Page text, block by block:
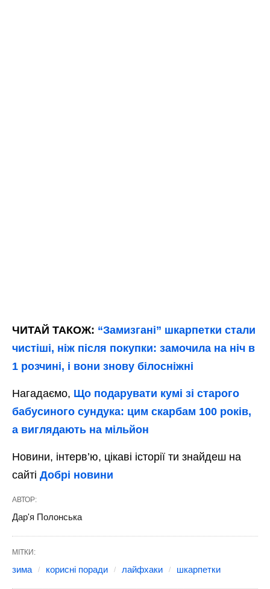
ЧИТАЙ ТАКОЖ: “Замизгані” шкарпетки стали
чистіші, ніж після покупки: замочила на ніч в
1 розчині, і вони знову білосніжні
Нагадаємо, Що подарувати кумі зі старого
бабусиного сундука: цим скарбам 100 років,
а виглядають на мільйон
Новини, інтерв’ю, цікаві історії ти знайдеш на
сайті Добрі новини
АВТОР:
Дар'я Полонська
МІТКИ:
зима корисні поради лайфхаки шкарпетки